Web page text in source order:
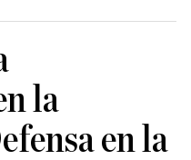
la
en la